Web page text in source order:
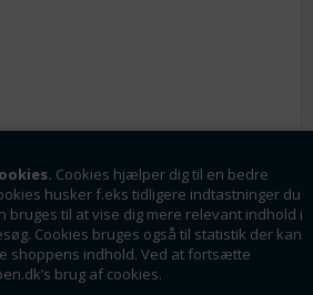
Cookies hjælper dig til en bedre
husker f.eks tidligere indtastninger du
bruges til at vise dig mere relevant indhold i
Cookies bruges også til statistik der kan
shoppens indhold. Ved at fortsætte
brug af cookies.
Nyhedsmail